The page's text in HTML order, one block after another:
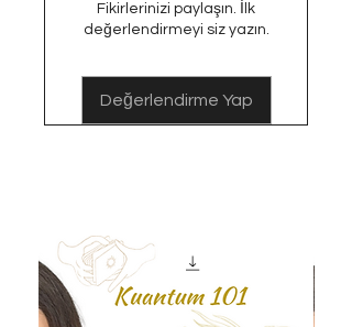
Fikirlerinizi paylaşın. İlk
değerlendirmeyi siz yazın.
Değerlendirme Yap